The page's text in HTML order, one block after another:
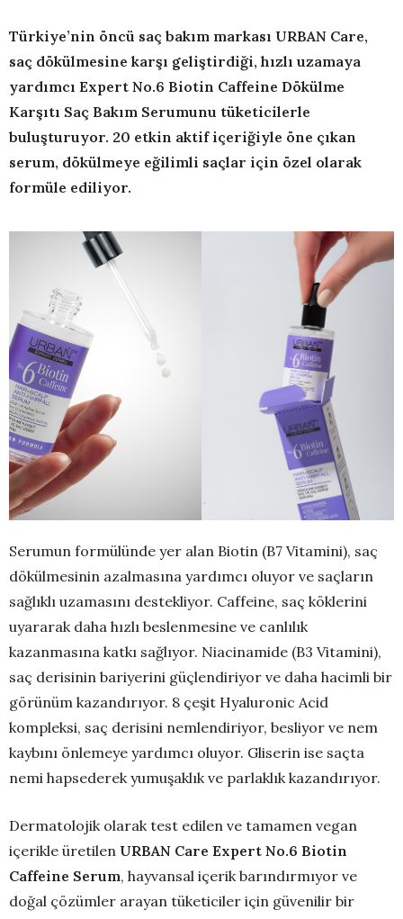
Türkiye’nin öncü saç bakım markası URBAN Care,
saç dökülmesine karşı geliştirdiği, hızlı uzamaya
yardımcı Expert No.6 Biotin Caffeine Dökülme
Karşıtı Saç Bakım Serumunu tüketicilerle
buluşturuyor. 20 etkin aktif içeriğiyle öne çıkan
serum, dökülmeye eğilimli saçlar için özel olarak
formüle ediliyor.
Serumun formülünde yer alan Biotin (B7 Vitamini), saç
dökülmesinin azalmasına yardımcı oluyor ve saçların
sağlıklı uzamasını destekliyor. Caffeine, saç köklerini
uyararak daha hızlı beslenmesine ve canlılık
kazanmasına katkı sağlıyor. Niacinamide (B3 Vitamini),
saç derisinin bariyerini güçlendiriyor ve daha hacimli bir
görünüm kazandırıyor. 8 çeşit Hyaluronic Acid
kompleksi, saç derisini nemlendiriyor, besliyor ve nem
kaybını önlemeye yardımcı oluyor. Gliserin ise saçta
nemi hapsederek yumuşaklık ve parlaklık kazandırıyor.
Dermatolojik olarak test edilen ve tamamen vegan
içerikle üretilen URBAN Care Expert No.6 Biotin
Caffeine Serum, hayvansal içerik barındırmıyor ve
doğal çözümler arayan tüketiciler için güvenilir bir